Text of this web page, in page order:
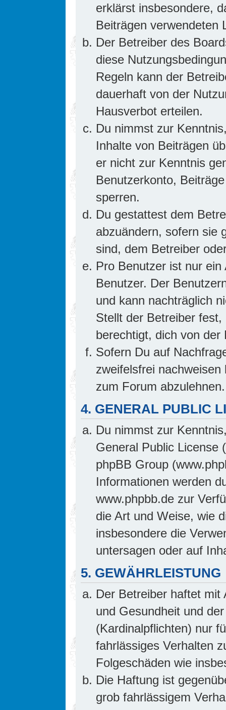
erklärst insbesondere,
Beiträgen verwendeten
Der Betreiber des
diese
Regeln kann der
dauerhaft von der
Hausverbot erteilen.
Du nimmst zur
Inhalte von Beiträgen
er nicht zur Kenntnis
Benutzerkonto,
sperren.
Du gestattest dem
abzuändern, sofern sie
sind, dem Betreiber
Pro Benutzer ist nur
Benutzer. Der
und kann nachträglich
Stellt der Betreiber
berechtigt, dich von
Sofern Du auf
zweifelsfrei
zum Forum abzulehnen.
4. GENERAL PUBLIC
Du nimmst zur
General Public License
phpBB Group
Informationen werden
www.phpbb.de zur
die Art und Weise, wie
insbesondere die
untersagen oder auf
5. GEWÄHRLEISTUNG
Der Betreiber haftet mit
und Gesundheit und
(Kardinalpflichten) nur
fahrlässiges Verhalten
Folgeschäden wie
Die Haftung ist
grob fahrlässigem